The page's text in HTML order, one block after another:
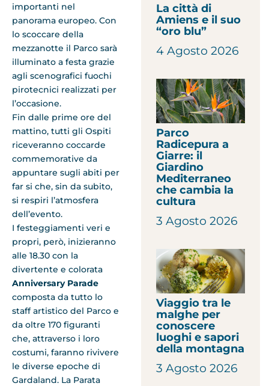
importanti nel
panorama europeo. Con
lo scoccare della
mezzanotte il Parco sarà
illuminato a festa grazie
agli scenografici fuochi
pirotecnici realizzati per
l’occasione.
Fin dalle prime ore del
mattino, tutti gli Ospiti
riceveranno coccarde
commemorative da
appuntare sugli abiti per
far si che, sin da subito,
si respiri l’atmosfera
dell’evento.
I festeggiamenti veri e
propri, però, inizieranno
alle 18.30 con la
divertente e colorata
Anniversary Parade
composta da tutto lo
staff artistico del Parco e
da oltre 170 figuranti
che, attraverso i loro
costumi, faranno rivivere
le diverse epoche di
Gardaland. La Parata
La città di
Amiens e il suo
“oro blu”
4 Agosto 2026
Parco
Radicepura a
Giarre: il
Giardino
Mediterraneo
che cambia la
cultura
3 Agosto 2026
Viaggio tra le
malghe per
conoscere
luoghi e sapori
della montagna
3 Agosto 2026